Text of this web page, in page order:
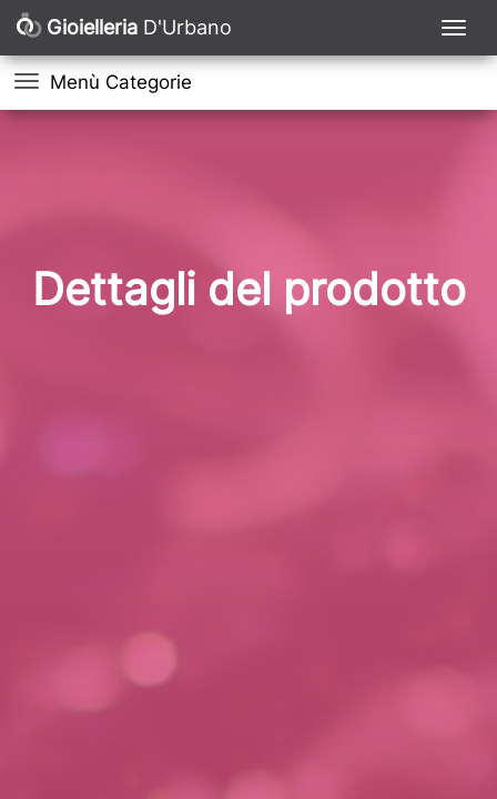
Gioielleria D'Urbano
Menù Categorie
Dettagli del prodotto